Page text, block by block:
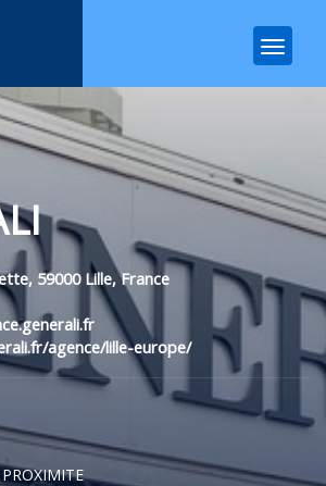
59000 Lille, France
agence/lille-europe/
PROXIMITE